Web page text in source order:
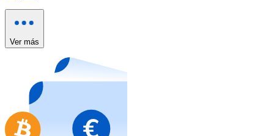
Nuevo
Ir a la tienda de tarjetas regalo
Ver más